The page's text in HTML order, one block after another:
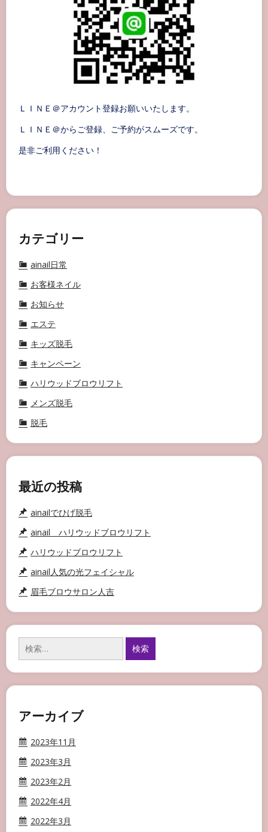
ＬＩＮＥ＠アカウント登録お願いいたします。
ＬＩＮＥ＠からご登録、ご予約がスムーズです。
是非ご利用ください！
カテゴリー
ainail日常
お客様ネイル
お知らせ
エステ
キッズ脱毛
キャンペーン
ハリウッドブロウリフト
メンズ脱毛
脱毛
最近の投稿
ainailでひげ脱毛
ainail ハリウッドブロウリフト
ハリウッドブロウリフト
ainail人気の光フェイシャル
眉毛ブロウサロン人吉
検
索:
アーカイブ
2023年11月
2023年3月
2023年2月
2022年4月
2022年3月